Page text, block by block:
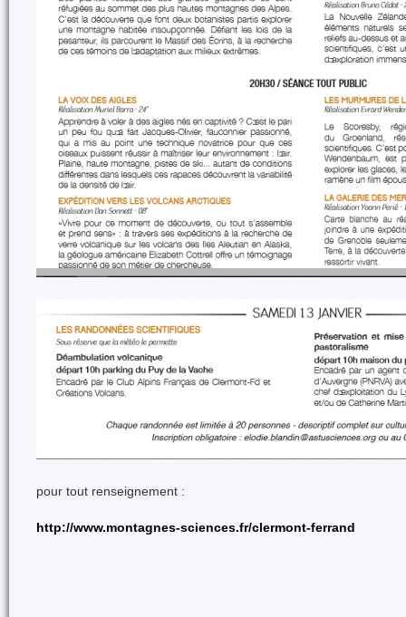
pour tout renseignement :
http://www.montagnes-sciences.fr/clermont-ferrand